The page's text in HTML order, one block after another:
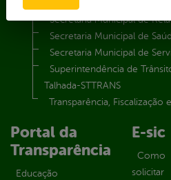
Secretaria Municipal de
Secretaria Municipal de
Secretaria Municipal de
Superintendência de
Talhada-STTRANS
Transparência, Fiscalização
Portal da
Transparência
Educação
E-sic
Como
solicitar